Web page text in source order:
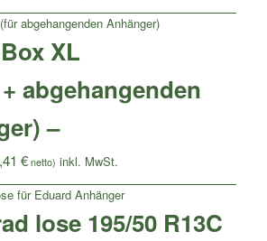
XL
abgehangenden
–
€netto)
lose 195/50 R13C